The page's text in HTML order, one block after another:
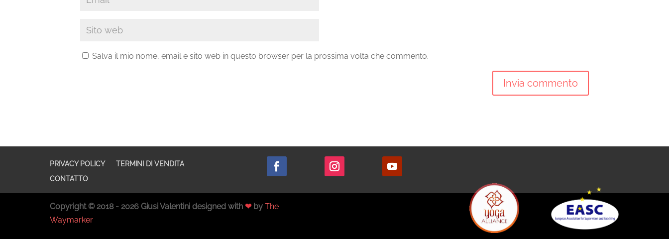
Salva il mio nome, email e sito web in questo browser per la prossima volta che commento.
PRIVACY POLICY
TERMINI DI VENDITA
CONTATTO
Copyright © 2018 - 2026 Giusi Valentini designed with ❤by The
Waymarker